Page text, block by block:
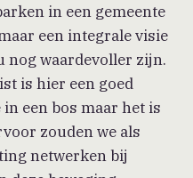
in een gemeente
een integrale visie
nog waardevoller zijn.
is hier een goed
een bos maar het is
zouden we als
netwerken bij